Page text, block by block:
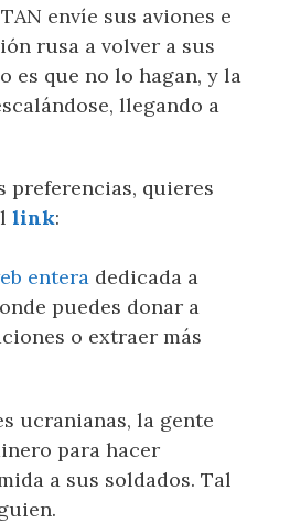
envíe sus aviones e
rusa a volver a sus
es que no lo hagan, y la
llegando a
preferencias, quieres
link:
entera dedicada a
puedes donar a
o extraer más
ucranianas, la gente
para hacer
a sus soldados. Tal